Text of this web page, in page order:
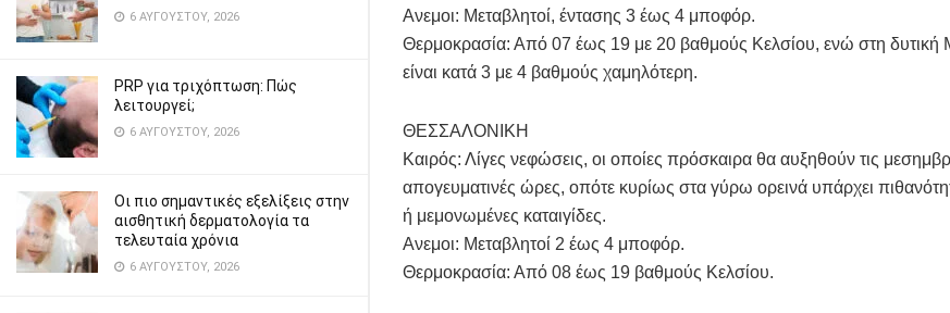
6 ΑΥΓΟΎΣΤΟΥ, 2026
PRP για τριχόπτωση: Πώς
λειτουργεί;
6 ΑΥΓΟΎΣΤΟΥ, 2026
Οι πιο σημαντικές εξελίξεις στην
αισθητική δερματολογία τα
τελευταία χρόνια
6 ΑΥΓΟΎΣΤΟΥ, 2026
Ανεμοι: Μεταβλητοί, έντασης 3 έως 4 μποφόρ.
Θερμοκρασία: Από 07 έως 19 με 20 βαθμούς Κελσίου, ενώ στη δυτική
είναι κατά 3 με 4 βαθμούς χαμηλότερη.
ΘΕΣΣΑΛΟΝΙΚΗ
Καιρός: Λίγες νεφώσεις, οι οποίες πρόσκαιρα θα αυξηθούν τις
απογευματινές ώρες, οπότε κυρίως στα γύρω ορεινά υπάρχει
ή μεμονωμένες καταιγίδες.
Ανεμοι: Μεταβλητοί 2 έως 4 μποφόρ.
Θερμοκρασία: Από 08 έως 19 βαθμούς Κελσίου.